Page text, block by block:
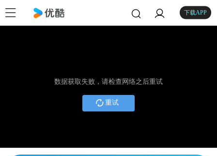
下载APP
数据获取失败，请检查网络之后重试
重试